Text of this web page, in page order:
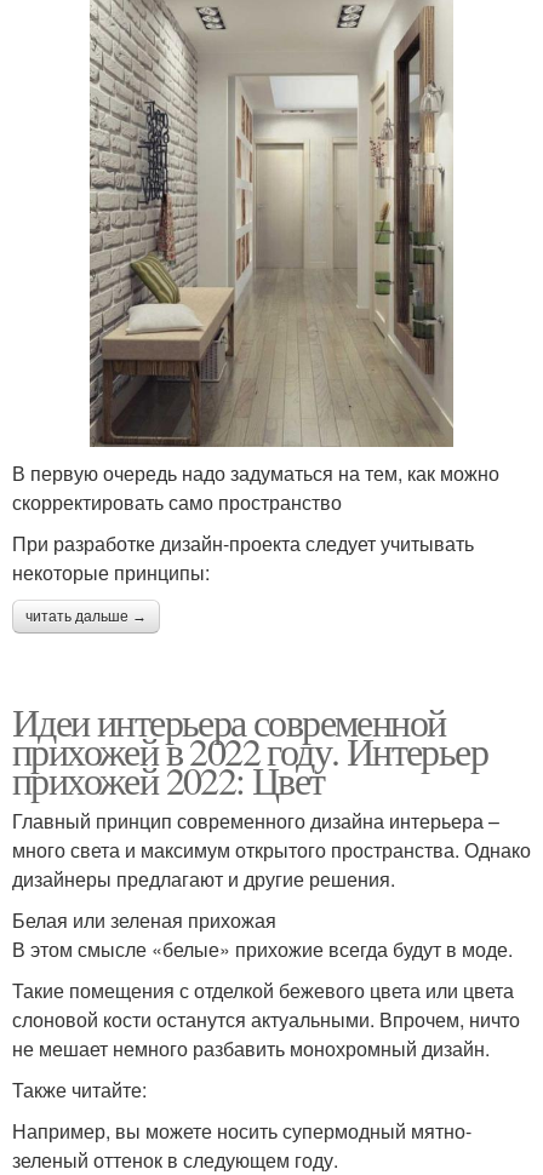
В первую очередь надо задуматься на тем, как можно
скорректировать само пространство
При разработке дизайн-проекта следует учитывать
некоторые принципы:
читать дальше →
Идеи интерьера современной
прихожей в 2022 году. Интерьер
прихожей 2022: Цвет
Главный принцип современного дизайна интерьера –
много света и максимум открытого пространства. Однако
дизайнеры предлагают и другие решения.
Белая или зеленая прихожая
В этом смысле «белые» прихожие всегда будут в моде.
Такие помещения с отделкой бежевого цвета или цвета
слоновой кости останутся актуальными. Впрочем, ничто
не мешает немного разбавить монохромный дизайн.
Также читайте:
Например, вы можете носить супермодный мятно-
зеленый оттенок в следующем году.